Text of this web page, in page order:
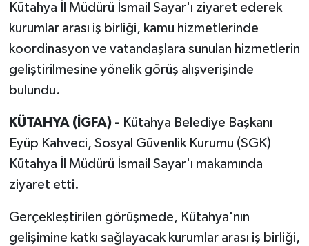
Kütahya İl Müdürü İsmail Sayar'ı ziyaret ederek
kurumlar arası iş birliği, kamu hizmetlerinde
koordinasyon ve vatandaşlara sunulan hizmetlerin
geliştirilmesine yönelik görüş alışverişinde
bulundu.
KÜTAHYA (İGFA) - Kütahya Belediye Başkanı
Eyüp Kahveci, Sosyal Güvenlik Kurumu (SGK)
Kütahya İl Müdürü İsmail Sayar'ı makamında
ziyaret etti.
Gerçekleştirilen görüşmede, Kütahya'nın
gelişimine katkı sağlayacak kurumlar arası iş birliği,